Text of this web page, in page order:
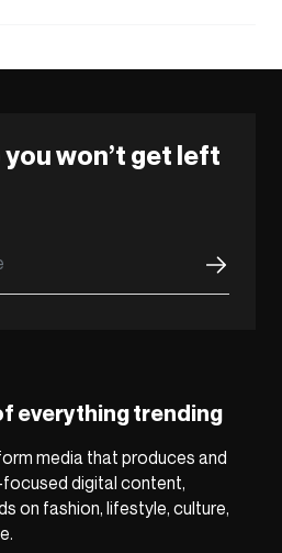
won’t get left
everything trending
media that produces and
digital content,
on fashion, lifestyle, culture,